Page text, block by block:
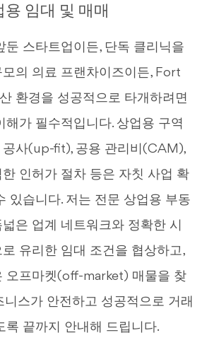
임대 및 매매
둔 스타트업이든, 단독 클리닉을
의 의료 프랜차이즈이든, Fort
환경을 성공적으로 타개하려면
해가 필수적입니다. 상업용 구역
사(up-fit), 공용 관리비(CAM),
인허가 절차 등은 자칫 사업 확
있습니다. 저는 전문 상업용 부동
은 업계 네트워크와 정확한 시
유리한 임대 조건을 협상하고,
오프마켓(off-market) 매물을 찾
니스가 안전하고 성공적으로 거래
록 끝까지 안내해 드립니다.